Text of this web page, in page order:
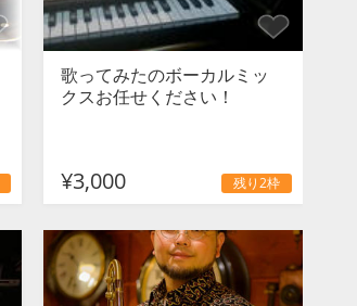
歌ってみたのボーカルミッ
クスお任せください！
¥3,000 残り2枠